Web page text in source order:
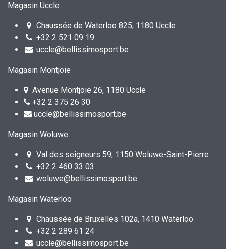
Magasin Uccle
Chaussée de Waterloo 825, 1180 Uccle
+32 2 521 09 19
uccle@bellissimosport.be
Magasin Montjoie
Avenue Montjoie 26, 1180 Uccle
+32 2 375 26 30
uccle@bellissimosport.be
Magasin Woluwe
Val des seigneurs 59, 1150 Woluwe-Saint-Pierre
+32 2 460 33 03
woluwe@bellissimosport.be
Magasin Waterloo
Chaussée de Bruxelles 102a, 1410 Waterloo
+32 2 289 61 24
uccle@bellissimosport.be